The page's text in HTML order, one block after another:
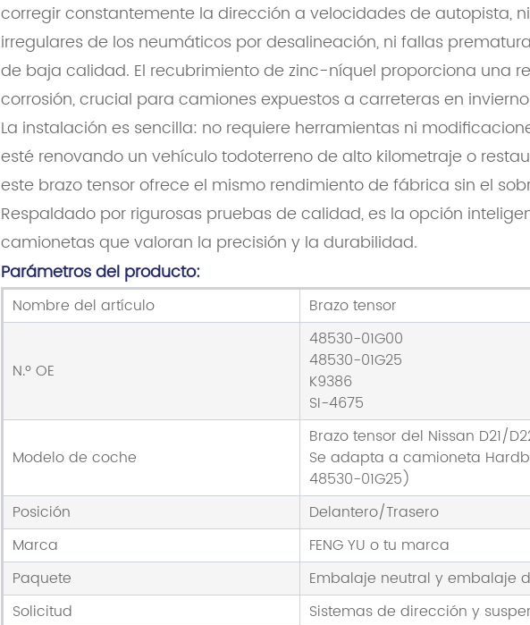
corregir constantemente la dirección a velocidades de autopista,
irregulares de los neumáticos por desalineación, ni fallas
de baja calidad. El recubrimiento de zinc-níquel proporciona una
corrosión, crucial para camiones expuestos a carreteras en
La instalación es sencilla: no requiere herramientas ni
esté renovando un vehículo todoterreno de alto kilometraje o
este brazo tensor ofrece el mismo rendimiento de fábrica sin el
Respaldado por rigurosas pruebas de calidad, es la opción
camionetas que valoran la precisión y la durabilidad.
Parámetros del producto:
Nombre del artículo Brazo tensor
N.º OE
48530-01G00
48530-01G25
K9386
SI-4675
Modelo de coche
Brazo tensor del Nissan D21/
Se adapta a camioneta
48530-01G25)
Posición
Delantero/Trasero
Marca
FENG YU o tu marca
Paquete
Embalaje neutral y embalaje
Solicitud
Sistemas de dirección y